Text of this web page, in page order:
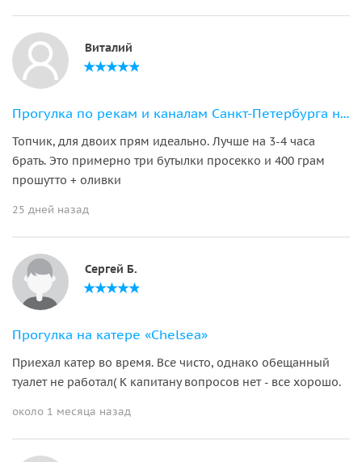
Виталий
Прогулка по рекам и каналам Санкт-Петербурга на премиальном катере "Валли"
Топчик, для двоих прям идеально. Лучше на 3-4 часа
брать. Это примерно три бутылки просекко и 400 грам
прошутто + оливки
25 дней назад
Сергей Б.
Прогулка на катере «Chelsea»
Приехал катер во время. Все чисто, однако обещанный
туалет не работал( К капитану вопросов нет - все хорошо.
около 1 месяца назад